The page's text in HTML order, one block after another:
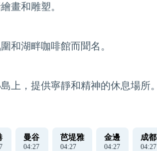
畫和雕塑。
和湖畔咖啡館而聞名。
上，提供寧靜和精神的休息場所。
曼谷
04:27
芭堤雅
04:27
金邊
04:27
成都
04:27